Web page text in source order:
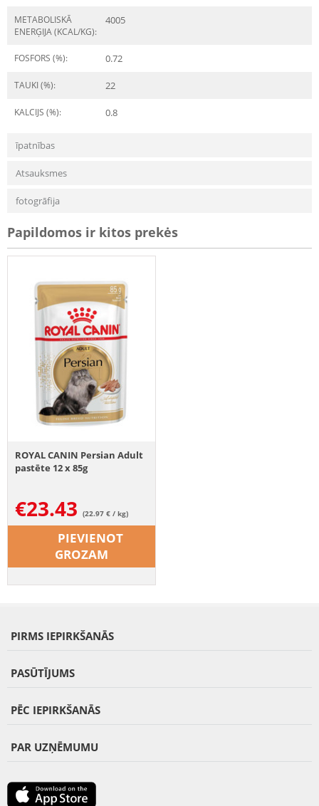
METABOLISKĀ
ENERĢIJA (KCAL/KG):
4005
FOSFORS (%): 0.72
TAUKI (%): 22
KALCIJS (%): 0.8
īpatnības
Atsauksmes
fotogrāfija
Papildomos ir kitos prekės
ROYAL CANIN Persian Adult
pastēte 12 x 85g
€23.43 (22.97 € / kg)
PIEVIENOT
GROZAM
PIRMS IEPIRKŠANĀS
PASŪTĪJUMS
PĒC IEPIRKŠANĀS
PAR UZŅĒMUMU